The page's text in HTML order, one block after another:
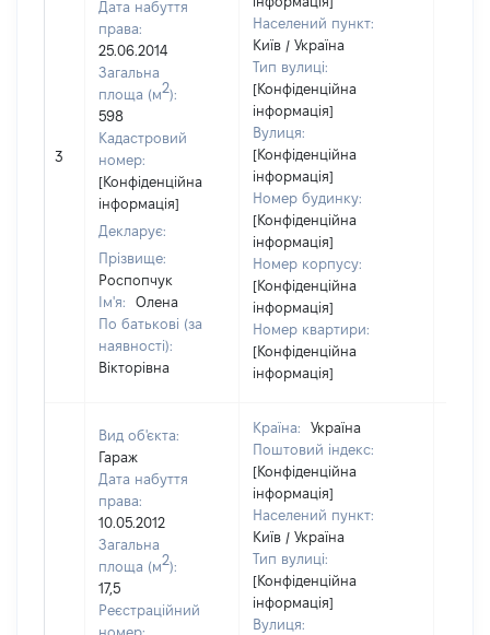
3
Дата набуття
права:
25.06.2014
Загальна
площа (м2):
598
Кадастровий
номер:
[Конфіденційна
інформація]
Декларує:
Прізвище:
Роспопчук
Ім'я:
Олена
По батькові (за
наявності):
Вікторівна
Населений пункт:
Київ / Україна
Тип вулиці:
[Конфіденційна
інформація]
Вулиця:
[Конфіденційна
інформація]
Номер будинку:
[Конфіденційна
інформація]
Номер корпусу:
[Конфіденційна
інформація]
Номер квартири:
[Конфіденційна
інформація]
Вид об'єкта:
Гараж
Дата набуття
права:
10.05.2012
Загальна
площа (м2):
17,5
Реєстраційний
номер:
Країна:
Україна
Поштовий індекс:
[Конфіденційна
інформація]
Населений пункт:
Київ / Україна
Тип вулиці:
[Конфіденційна
інформація]
Вулиця: